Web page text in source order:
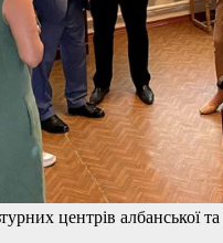
центрів албанської